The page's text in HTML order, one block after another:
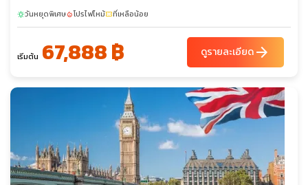
sunnyวันหยุดพิเศษlocal_fire_departmentโปรไฟไหม้confirmation_numberที่เหลือน้อย
เริ่มต้น 67,888 ฿ ดูรายละเอียดarrow_forward